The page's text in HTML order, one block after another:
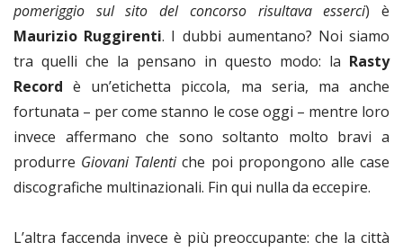
pomeriggio sul sito del concorso risultava esserci) è
Maurizio Ruggirenti. I dubbi aumentano? Noi siamo
tra quelli che la pensano in questo modo: la Rasty
Record è un’etichetta piccola, ma seria, ma anche
fortunata – per come stanno le cose oggi – mentre loro
invece affermano che sono soltanto molto bravi a
produrre Giovani Talentiche poi propongono alle case
discografiche multinazionali. Fin qui nulla da eccepire.
L’altra faccenda invece è più preoccupante: che la città